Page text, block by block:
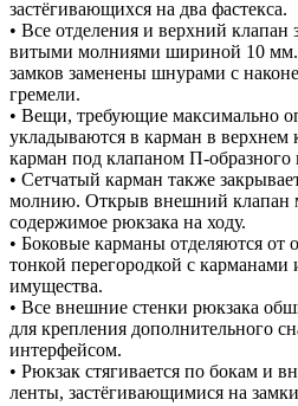
застёгивающихся на два фастекса.
• Все отделения и верхний
витыми молниями шириной 10 мм.
замков заменены шнурами с
гремели.
• Вещи, требующие максимально
укладываются в карман в верхнем
карман под клапаном П-образного
• Сетчатый карман также
молнию. Открыв внешний клапан
содержимое рюкзака на ходу.
• Боковые карманы отделяются от
тонкой перегородкой с карманами
имущества.
• Все внешние стенки рюкзака
для крепления дополнительного
интерфейсом.
• Рюкзак стягивается по бокам и
ленты, застёгивающимися на